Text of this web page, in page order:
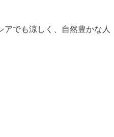
でも涼しく、自然豊かな人